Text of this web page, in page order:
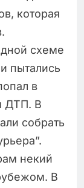
которая
схеме
пытались
в
ДТП. В
собрать
некий
В